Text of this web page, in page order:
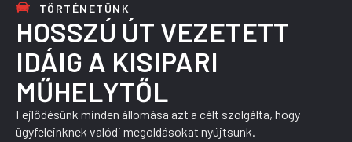
Fejlődésünk minden állomása azt a célt szolgálta, hogy
ügyfeleinknek valódi megoldásokat nyújtsunk.
TÖRTÉNETÜNK
HOSSZÚ ÚT VEZETETT
IDÁIG A KISIPARI
MŰHELYTŐL